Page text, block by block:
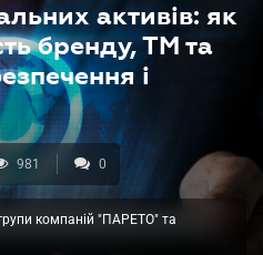
активів: як
бренду, ТМ та
і
981 0
компаній "ПАРЕТО" та